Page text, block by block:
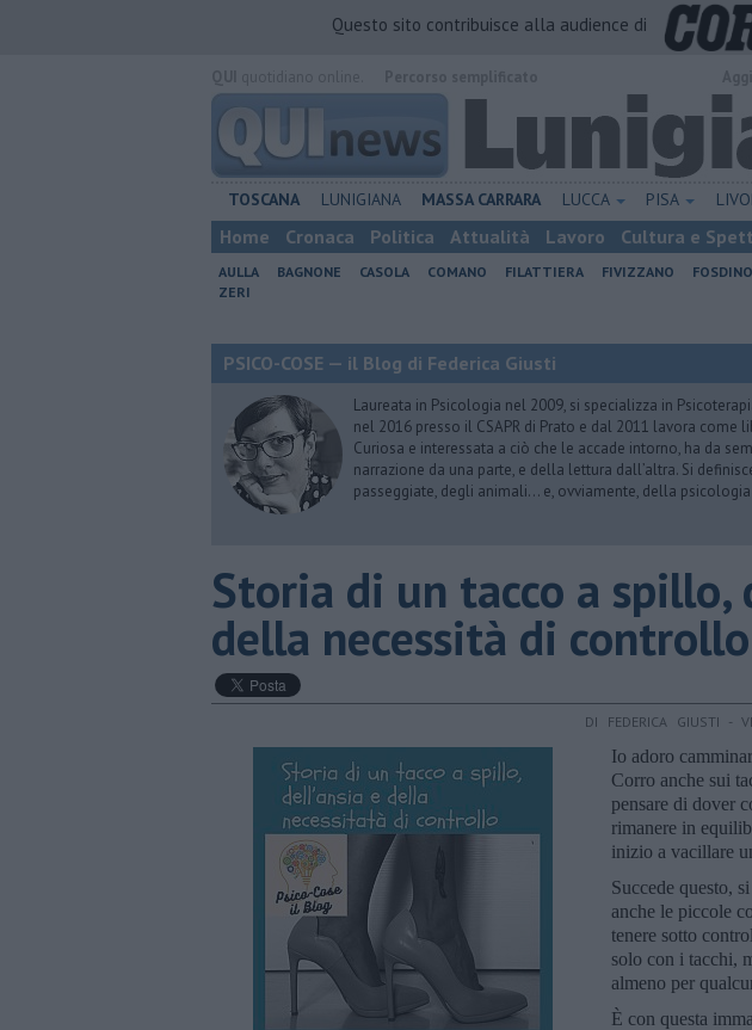
Questo sito contribuisce alla audience di
TOSCANA LUNIGIANA MASSA CARRARA LUCCA PISA
Home Cronaca Politica Attualità Lavoro Cultura e
AULLA BAGNONE CASOLA COMANO FILATTIERA FIVIZZANO
ZERI
PSICO-COSE — il Blog di Federica Giusti
Laureata in Psicologia nel 2009, si specializza in
nel 2016 presso il CSAPR di Prato e dal 2011 lavora come
Curiosa e interessata a ciò che le accade intorno, ha da
narrazione da una parte, e della lettura dall’altra. Si
passeggiate, degli animali… e, ovviamente, della
​Storia di un tacco a spillo,
della necessità di controllo
DI FEDERICA GIUSTI -
Io adoro
Corro anche sui
pensare di dover
rimanere in
inizio a vacillare
Succede questo,
anche le piccole
tenere sotto
solo con i tacchi,
almeno per
È con questa